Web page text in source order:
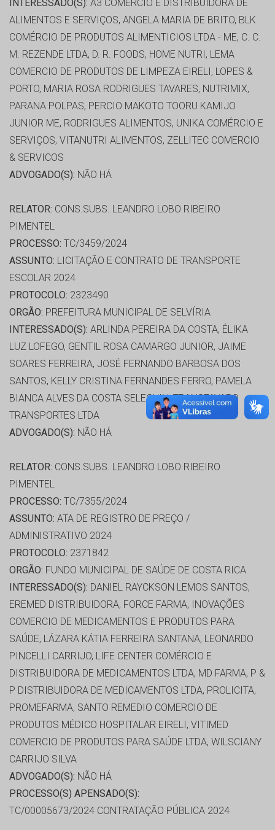
INTERESSADO(S): A3 COMERCIO E DISTRIBUIDORA DE
ALIMENTOS E SERVIÇOS, ANGELA MARIA DE BRITO, BLK
COMÉRCIO DE PRODUTOS ALIMENTICIOS LTDA - ME, C. C.
M. REZENDE LTDA, D. R. FOODS, HOME NUTRI, LEMA
COMERCIO DE PRODUTOS DE LIMPEZA EIRELI, LOPES &
PORTO, MARIA ROSA RODRIGUES TAVARES, NUTRIMIX,
PARANA POLPAS, PERCIO MAKOTO TOORU KAMIJO
JUNIOR ME, RODRIGUES ALIMENTOS, UNIKA COMÉRCIO E
SERVIÇOS, VITANUTRI ALIMENTOS, ZELLITEC COMERCIO
& SERVICOS
ADVOGADO(S): NÃO HÁ
RELATOR: CONS.SUBS. LEANDRO LOBO RIBEIRO
PIMENTEL
PROCESSO: TC/3459/2024
ASSUNTO: LICITAÇÃO E CONTRATO DE TRANSPORTE
ESCOLAR 2024
PROTOCOLO: 2323490
ORGÃO: PREFEITURA MUNICIPAL DE SELVÍRIA
INTERESSADO(S): ARLINDA PEREIRA DA COSTA, ÉLIKA
LUZ LOFEGO, GENTIL ROSA CAMARGO JUNIOR, JAIME
SOARES FERREIRA, JOSÉ FERNANDO BARBOSA DOS
SANTOS, KELLY CRISTINA FERNANDES FERRO, PAMELA
BIANCA ALVES DA COSTA SELEGUIN, TRANSFAVARO
TRANSPORTES LTDA
ADVOGADO(S): NÃO HÁ
RELATOR: CONS.SUBS. LEANDRO LOBO RIBEIRO
PIMENTEL
PROCESSO: TC/7355/2024
ASSUNTO: ATA DE REGISTRO DE PREÇO /
ADMINISTRATIVO 2024
PROTOCOLO: 2371842
ORGÃO: FUNDO MUNICIPAL DE SAÚDE DE COSTA RICA
INTERESSADO(S): DANIEL RAYCKSON LEMOS SANTOS,
EREMED DISTRIBUIDORA, FORCE FARMA, INOVAÇÕES
COMERCIO DE MEDICAMENTOS E PRODUTOS PARA
SAÚDE, LÁZARA KÁTIA FERREIRA SANTANA, LEONARDO
PINCELLI CARRIJO, LIFE CENTER COMÉRCIO E
DISTRIBUIDORA DE MEDICAMENTOS LTDA, MD FARMA, P &
P DISTRIBUIDORA DE MEDICAMENTOS LTDA, PROLICITA,
PROMEFARMA, SANTO REMEDIO COMERCIO DE
PRODUTOS MÉDICO HOSPITALAR EIRELI, VITIMED
COMERCIO DE PRODUTOS PARA SAÚDE LTDA, WILSCIANY
CARRIJO SILVA
ADVOGADO(S): NÃO HÁ
PROCESSO(S) APENSADO(S):
TC/00005673/2024 CONTRATAÇÃO PÚBLICA 2024